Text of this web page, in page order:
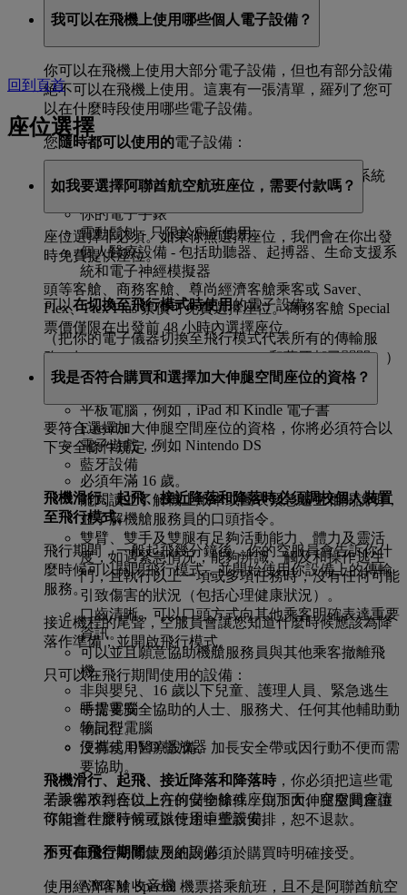
我可以在飛機上使用哪些個人電子設備？
你可以在飛機上使用大部分電子設備，但也有部分設備
絕不可以在飛機上使用。這裏有一張清單，羅列了您可
以在什麼時段使用哪些電子設備。
您隨時都可以使用的電子設備：
與飛機融爲一體的電子儀器，包括機上娛樂系統
CD 播放器和數碼音頻或 MP3 播放器
你的電子手錶
電動鬍刨 - 只限於廁所使用
個人醫療設備 - 包括助聽器、起搏器、生命支援系
統和電子神經模擬器
可以在切換至飛行模式時使用的電子設備：
（把你的電子儀器切換至飛行模式代表所有的傳輸服
務，如 Wi-Fi、GSM、GPRS/EDGE 和藍牙都已關閉。）
平板電腦，例如，iPad 和 Kindle 電子書
E-reader
電子遊戲，例如 Nintendo DS
藍牙設備
飛機滑行、起飛、接近降落和降落時必須調校個人裝置
至飛行模式。
飛行期間，一般起飛幾分鐘後，你的空服員會告訴你什
麼時候可以關閉飛行模式，並開始使用你設備上的傳輸
服務。
接近機程的尾聲，空服員會讓您知道什麼時候應該為降
落作準備，並開啟飛行模式。
只可以在飛行期間使用的設備：
手提電腦
筆記型電腦
便攜式 DVD 播放器
飛機滑行、起飛、接近降落和降落時 ，你必須把這些電
子設備放到座位上方的儲物艙或座位下面。空服員會讓
你知道什麼時候可以使用這些設備。
不可在飛行期間使用的設備：
AM/FM 收音機
回到頁首
座位選擇
如我要選擇阿聯酋航空航班座位，需要付款嗎？
座位選擇非必須。如果你無選擇座位，我們會在你出發
時免費提供座位。
頭等客艙、商務客艙、尊尚經濟客艙乘客或 Saver、
Flex、Flex Plus 票價可免費選擇座位。商務客艙 Special
票價僅限在出發前 48 小時內選擇座位。
我是否符合購買和選擇加大伸腿空間座位的資格？
要符合選擇加大伸腿空間座位的資格，你將必須符合以
下安全條件規定：
必須年滿 16 歲。
能閱讀並了解機上紙本或圖表緊急逃生相關說明，
並了解機艙服務員的口頭指令。
雙臂、雙手及雙腿有足夠活動能力、體力及靈活
度，如遇緊急情況，能夠辨識、觸及和操作逃生
門，且執行以上一項或多項任務時，沒有任何可能
引致傷害的狀況（包括心理健康狀況）。
口齒清晰，可以口頭方式向其他乘客明確表達重要
資訊。
可以並且願意協助機艙服務員與其他乘客撤離飛
機。
非與嬰兒、16 歲以下兒童、護理人員、緊急逃生
時需要安全協助的人士、服務犬、任何其他輔助動
物同行。
沒有使用醫療設備、加長安全帶或因行動不便而需
要協助。
若乘客不符合以上任何安全條件，則加大伸腿空間座位
可能會在旅行前或旅行途中重新安排，恕不退款。
加大伸腿空間條款及細則必須於購買時明確接受。
使用經濟客艙 Special 機票搭乘航班，且不是阿聯酋航空